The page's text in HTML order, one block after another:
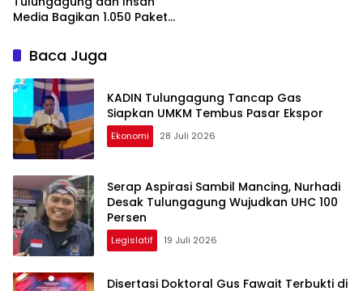
Media Bagikan 1.050 Paket
Baca Juga
KADIN Tulungagung Tancap Gas
Siapkan UMKM Tembus Pasar Ekspor
Ekonomi 28 Juli 2026
Serap Aspirasi Sambil Mancing, Nurhadi
Desak Tulungagung Wujudkan UHC 100
Persen
Legislatif 19 Juli 2026
Disertasi Doktoral Gus Fawait Terbukti di